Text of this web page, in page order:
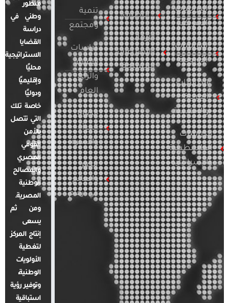
الدراسات
الأمريكية
الدراسات
الأوروبية
الدراسات
العربية
والإقليمية
الدراسات
الفلسطينية
والإسرائيلية
التطرف
الإرهاب
والصراعات
المسلحة
تنمية
ومجتمع
دراسات
الإعلام
والرأي
العام
قضايا
المرأة
والأسرة
مصر
والعالم
في أرقام
منظور
وطني في
دراسة
القضايا
الاستراتيجية
محليًا
وإقليميًا
ودوليًا
خاصة تلك
التي تتصل
بالأمن
القومي
المصري
والمصالح
الوطنية
المصرية.
ومن ثم
يسعى
إنتاج المركز
لتغطية
الأولويات
الوطنية،
وتوفير رؤية
استباقية